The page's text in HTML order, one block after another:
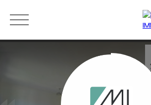
Estimation 0189279400